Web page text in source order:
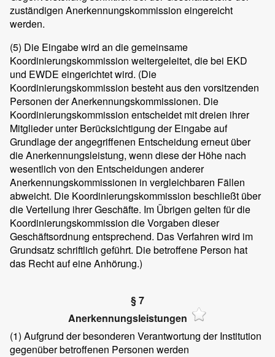
zuständigen Anerkennungskommission eingereicht
werden.
(5) Die Eingabe wird an die gemeinsame
Koordinierungskommission weitergeleitet, die bei EKD
und EWDE eingerichtet wird. (Die
Koordinierungskommission besteht aus den vorsitzenden
Personen der Anerkennungskommissionen. Die
Koordinierungskommission entscheidet mit dreien ihrer
Mitglieder unter Berücksichtigung der Eingabe auf
Grundlage der angegriffenen Entscheidung erneut über
die Anerkennungsleistung, wenn diese der Höhe nach
wesentlich von den Entscheidungen anderer
Anerkennungskommissionen in vergleichbaren Fällen
abweicht. Die Koordinierungskommission beschließt über
die Verteilung ihrer Geschäfte. Im Übrigen gelten für die
Koordinierungskommission die Vorgaben dieser
Geschäftsordnung entsprechend. Das Verfahren wird im
Grundsatz schriftlich geführt. Die betroffene Person hat
das Recht auf eine Anhörung.)
§ 7
Anerkennungsleistungen
(1) Aufgrund der besonderen Verantwortung der Institution
gegenüber betroffenen Personen werden